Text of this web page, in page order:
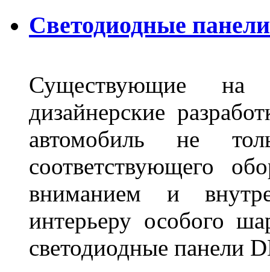
Светодиодные
Существующие
дизайнерские
автомобиль не
соответствующего
вниманием и
интерьеру особого
светодиодные панели